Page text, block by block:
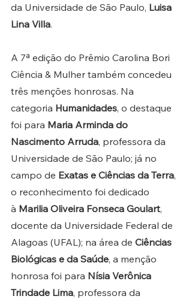
da Universidade de São Paulo, Luisa
Lina Villa.
A 7ª edição do Prêmio Carolina Bori
Ciência & Mulher também concedeu
três menções honrosas. Na
categoria Humanidades, o destaque
foi para Maria Arminda do
Nascimento Arruda, professora da
Universidade de São Paulo; já no
campo de Exatas e Ciências da Terra,
o reconhecimento foi dedicado
à Marilia Oliveira Fonseca Goulart,
docente da Universidade Federal de
Alagoas (UFAL); na área de Ciências
Biológicas e da Saúde, a menção
honrosa foi para Nísia Verônica
Trindade Lima, professora da